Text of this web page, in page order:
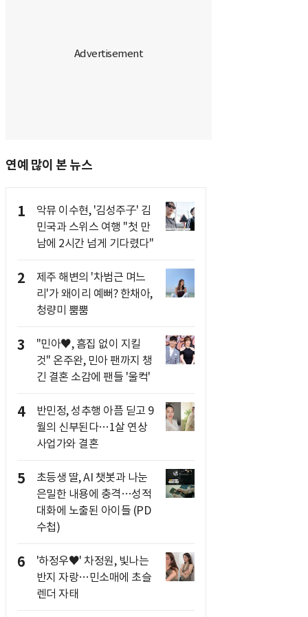
연예 많이 본 뉴스
1
악뮤 이수현, '김성주子' 김
민국과 스위스 여행 "첫 만
남에 2시간 넘게 기다렸다"
2
제주 해변의 '차범근 며느
리'가 왜이리 예뻐? 한채아,
청량미 뿜뿜
3
"민아♥, 흠집 없이 지킬
것" 온주완, 민아 팬까지 챙
긴 결혼 소감에 팬들 '울컥'
4
반민정, 성추행 아픔 딛고 9
월의 신부된다…1살 연상
사업가와 결혼
5
초등생 딸, AI 챗봇과 나눈
은밀한 내용에 충격…성적
대화에 노출된 아이들 (PD
수첩)
6
'하정우♥' 차정원, 빛나는
반지 자랑…민소매에 초슬
렌더 자태